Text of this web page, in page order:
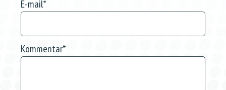
E-mail*
Kommentar*